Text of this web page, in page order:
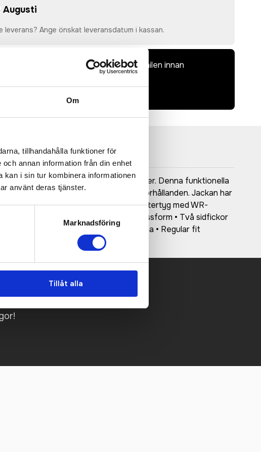
Om
tillhandahålla funktioner för
annan information från din enhet
i sin tur kombinera informationen
använt deras tjänster.
Marknadsföring
Tillåt alla
Augusti
leverans? Ange önskat leveransdatum i kassan.
godkänna en offert och skiss på mailen innan
under krävande outdoor-aktiviteter. Denna funktionella
och funktion i kalla och snöiga förhållanden. Jackan har
• Vindtätt och vattenavvisande yttertyg med WR-
Dragsko i midjan för en justerbar passform • Två sidfickor
vantar, etc. • Innerficka med dragkedja • Regular fit